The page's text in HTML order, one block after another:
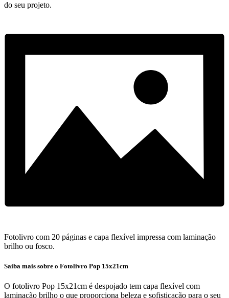
do seu projeto.
Fotolivro com 20 páginas e capa flexível impressa com laminação
brilho ou fosco.
Saiba mais sobre o Fotolivro Pop 15x21cm
O fotolivro Pop 15x21cm é despojado tem capa flexível com
laminação brilho o que proporciona beleza e sofisticação para o seu